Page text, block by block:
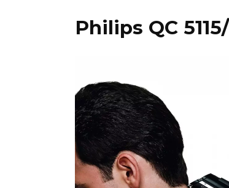
Philips QC